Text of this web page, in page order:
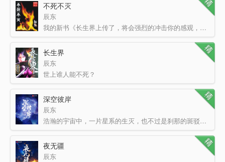
不死不灭
辰东
我的新书《长生界上传了，将会强烈的冲击你的感观，这是一本完全超越不死不灭的书，会带给你无限精彩。大家…
长生界
辰东
世上谁人能不死？
深空彼岸
辰东
浩瀚的宇宙中，一片星系的生灭，也不过是刹那的斑驳流光。 仰望星空，总有种结局已注定的伤感，千百年后…
夜无疆
辰东